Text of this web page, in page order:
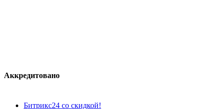
Аккредитовано
Битрикс24 со скидкой!